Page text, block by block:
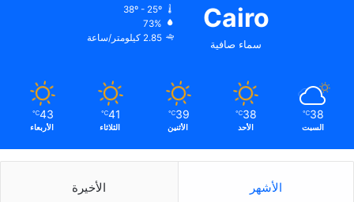
Cairo
سماء صافية
38º - 25º
73%
2.85 كيلومتر/ساعة
38
℃
السبت
38
℃
الأحد
39
℃
الأثنين
41
℃
الثلاثاء
43
℃
الأربعاء
الأشهر الأخيرة